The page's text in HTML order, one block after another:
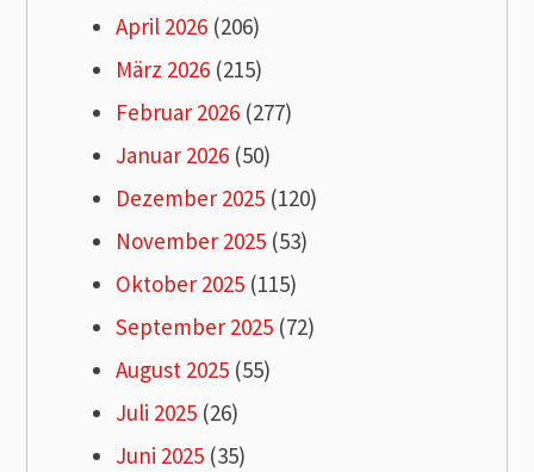
April 2026 (206)
März 2026 (215)
Februar 2026 (277)
Januar 2026 (50)
Dezember 2025 (120)
November 2025 (53)
Oktober 2025 (115)
September 2025 (72)
August 2025 (55)
Juli 2025 (26)
Juni 2025 (35)